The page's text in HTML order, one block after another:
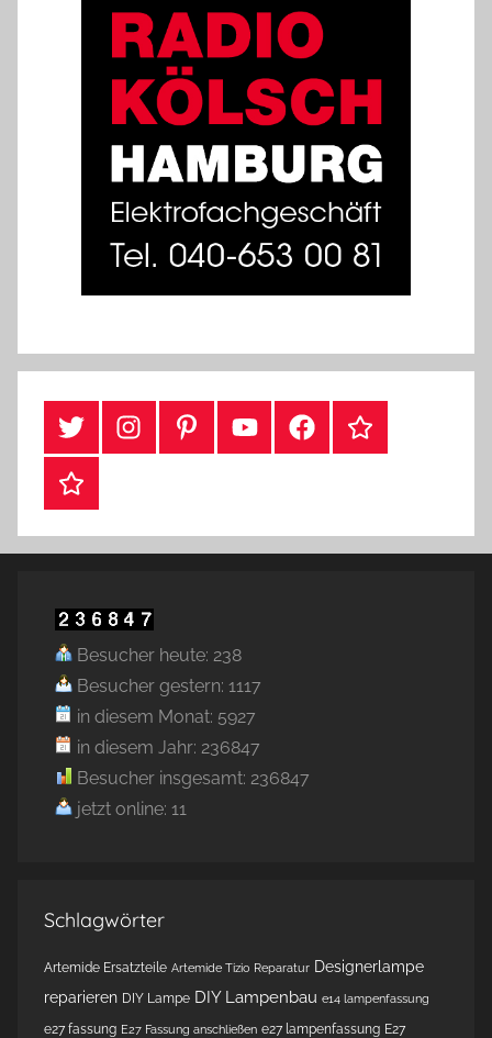
#TwitterInstagramPinterestYouTubeFacebookTikTok
Webshop
Besucher heute: 238
Besucher gestern: 1117
in diesem Monat: 5927
in diesem Jahr: 236847
Besucher insgesamt: 236847
jetzt online: 11
Schlagwörter
Artemide Ersatzteile Artemide Tizio Reparatur Designerlampe
reparieren DIY Lampe DIY Lampenbau e14 lampenfassung
e27 fassung E27 Fassung anschließen e27 lampenfassung E27